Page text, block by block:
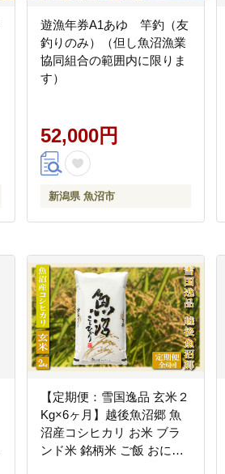
遊漁年券A1あゆ 竿釣（友
釣りのみ）（但し魚沼漁業
協同組合の範囲内に限りま
す）
52,000円
新潟県 魚沼市
【定期便：雪国逸品 玄米２
Kg×6ヶ月】越後魚沼郷 魚
沼産コシヒカリ お米 ブラ
ンド米 銘柄米 ご飯 おにぎ